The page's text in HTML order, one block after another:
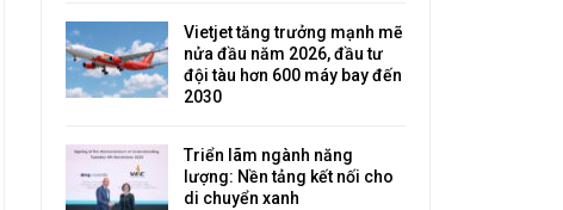
Vietjet tăng trưởng mạnh mẽ
nửa đầu năm 2026, đầu tư
đội tàu hơn 600 máy bay đến
2030
Triển lãm ngành năng
lượng: Nền tảng kết nối cho
di chuyển xanh